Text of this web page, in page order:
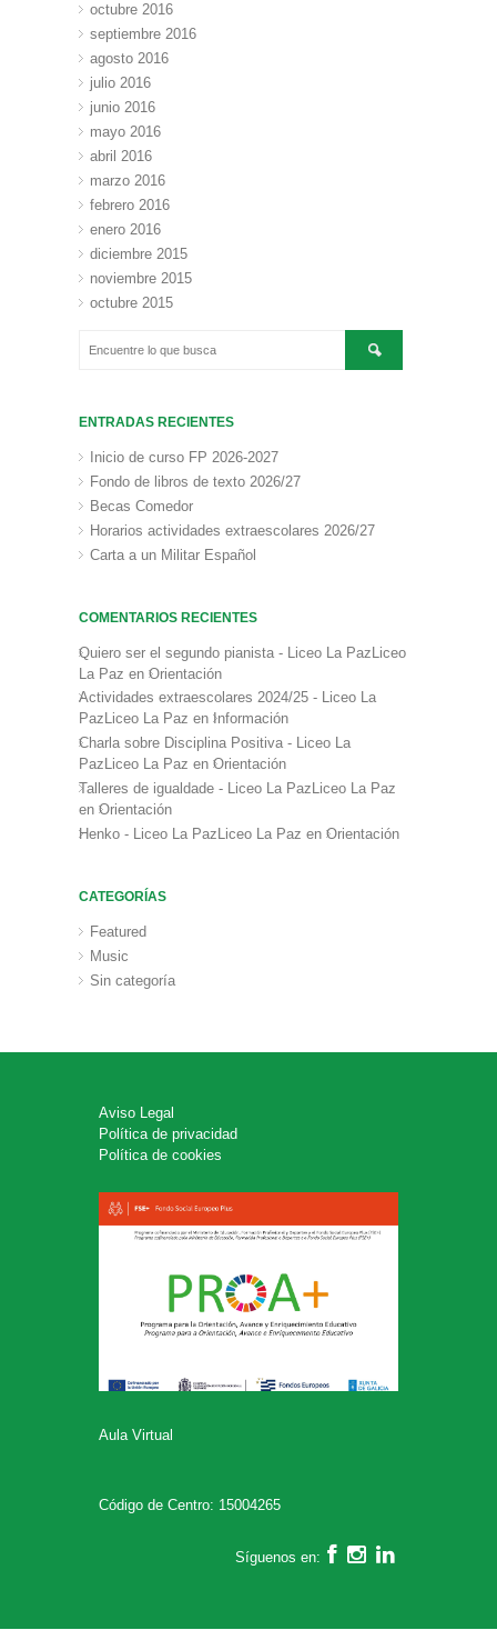
octubre 2016
septiembre 2016
agosto 2016
julio 2016
junio 2016
mayo 2016
abril 2016
marzo 2016
febrero 2016
enero 2016
diciembre 2015
noviembre 2015
octubre 2015
ENTRADAS RECIENTES
Inicio de curso FP 2026-2027
Fondo de libros de texto 2026/27
Becas Comedor
Horarios actividades extraescolares 2026/27
Carta a un Militar Español
COMENTARIOS RECIENTES
Quiero ser el segundo pianista - Liceo La PazLiceo
La Paz enOrientación
Actividades extraescolares 2024/25 - Liceo La
PazLiceo La Paz enInformación
Charla sobre Disciplina Positiva - Liceo La
PazLiceo La Paz enOrientación
Talleres de igualdade - Liceo La PazLiceo La Paz
enOrientación
Henko - Liceo La PazLiceo La Paz enOrientación
CATEGORÍAS
Featured
Music
Sin categoría
Aviso Legal
Política de privacidad
Política de cookies
Aula Virtual
Código de Centro: 15004265
Síguenos en: